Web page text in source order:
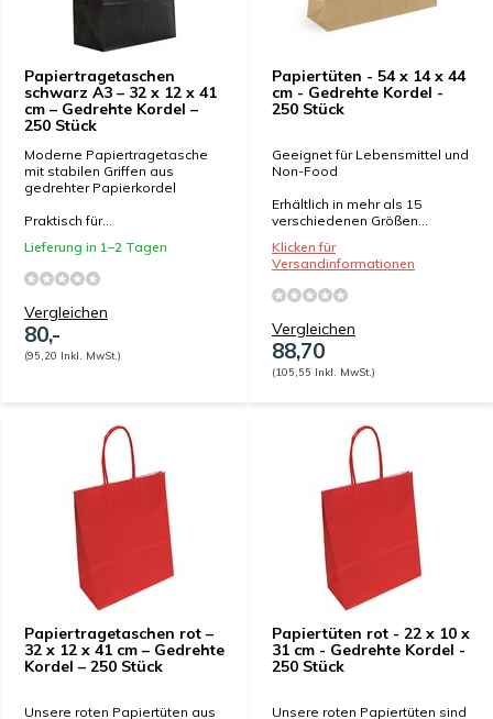
Papiertragetaschen
schwarz A3 – 32 x 12 x 41
cm – Gedrehte Kordel –
250 Stück
Moderne Papiertragetasche
mit stabilen Griffen aus
gedrehter Papierkordel
Praktisch für...
Lieferung in 1–2 Tagen
Vergleichen
80,-
(95,20 Inkl. MwSt.)
Papiertüten - 54 x 14 x 44
cm - Gedrehte Kordel -
250 Stück
Geeignet für Lebensmittel und
Non-Food
Erhältlich in mehr als 15
verschiedenen Größen...
Klicken für
Versandinformationen
Vergleichen
88,70
(105,55 Inkl. MwSt.)
Papiertragetaschen rot –
32 x 12 x 41 cm – Gedrehte
Kordel – 250 Stück
Unsere roten Papiertüten aus
Papiertüten rot - 22 x 10 x
31 cm - Gedrehte Kordel -
250 Stück
Unsere roten Papiertüten sind